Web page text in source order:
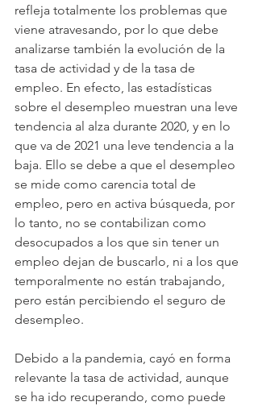
refleja totalmente los problemas que
viene atravesando, por lo que debe
analizarse también la evolución de la
tasa de actividad y de la tasa de
empleo. En efecto, las estadísticas
sobre el desempleo muestran una leve
tendencia al alza durante 2020, y en lo
que va de 2021 una leve tendencia a la
baja. Ello se debe a que el desempleo
se mide como carencia total de
empleo, pero en activa búsqueda, por
lo tanto, no se contabilizan como
desocupados a los que sin tener un
empleo dejan de buscarlo, ni a los que
temporalmente no están trabajando,
pero están percibiendo el seguro de
desempleo.
Debido a la pandemia, cayó en forma
relevante la tasa de actividad, aunque
se ha ido recuperando, como puede